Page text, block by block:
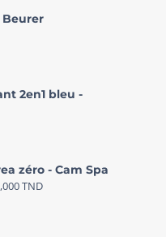
Beurer
2en1 bleu -
zéro - Cam Spa
TND